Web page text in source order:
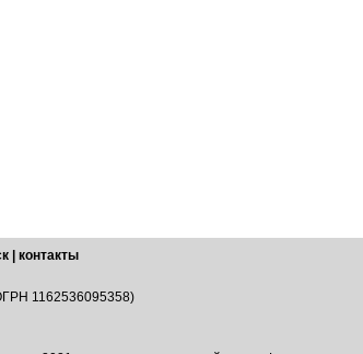
контакты
1162536095358)